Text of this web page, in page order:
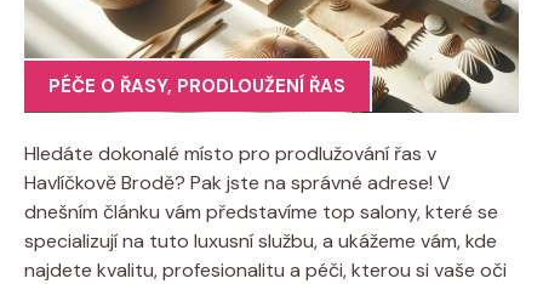
PÉČE O ŘASY, PRODLOUŽENÍ ŘAS
Hledáte dokonalé místo‌ pro prodlužování řas v
Havlíčkově Brodě? Pak jste‍ na správné adrese! V
⁢dnešním​ článku vám představíme top salony, které se
specializují na tuto luxusní službu, a ukážeme vám, kde
najdete kvalitu, profesionalitu a péči,‌ kterou si vaše oči